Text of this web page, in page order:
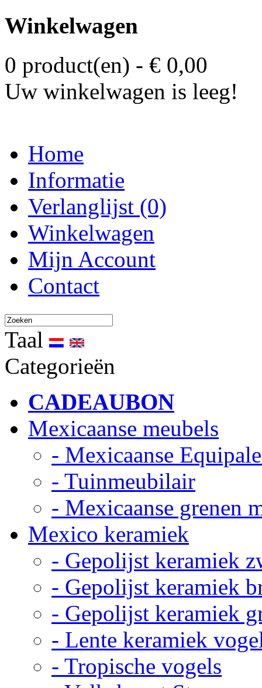
Winkelwagen
0 product(en) - € 0,00
Uw winkelwagen is leeg!
Home
Informatie
Verlanglijst (0)
Winkelwagen
Mijn Account
Contact
Taal
Categorieën
CADEAUBON
Mexicaanse meubels
- Mexicaanse
- Tuinmeubilair
- Mexicaanse grenen
Mexico keramiek
- Gepolijst keramiek
- Gepolijst keramiek
- Gepolijst keramiek
- Lente keramiek
- Tropische vogels